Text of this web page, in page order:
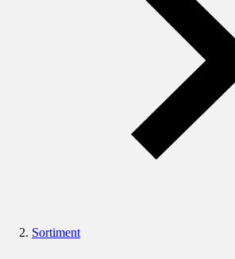
Sortiment